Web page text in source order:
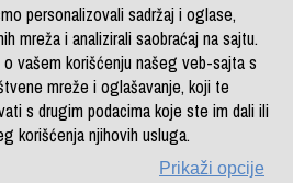
(0)11 4182 114
(0)11 4182 176
(0)33 902 961
personalizovali sadržaj i oglase,
mreža i analizirali saobraćaj na sajtu.
vašem korišćenju našeg veb-sajta s
mreže i oglašavanje, koji te
s drugim podacima koje ste im dali ili
korišćenja njihovih usluga.
Prikaži opcije